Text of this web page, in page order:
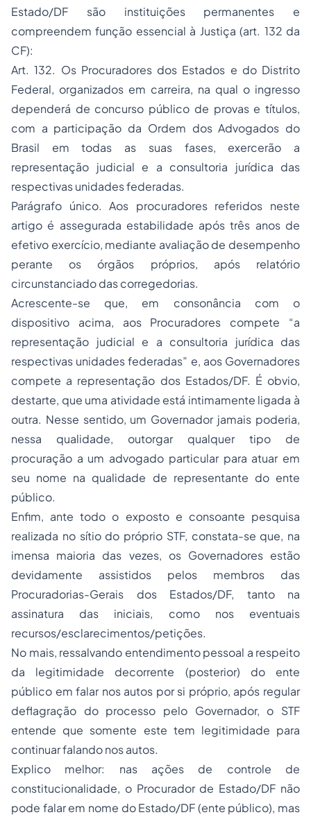
Estado/DF são instituições permanentes e
compreendem função essencial à Justiça (art. 132 da
CF):
Art. 132. Os Procuradores dos Estados e do Distrito
Federal, organizados em carreira, na qual o ingresso
dependerá de concurso público de provas e títulos,
com a participação da Ordem dos Advogados do
Brasil em todas as suas fases, exercerão a
representação judicial e a consultoria jurídica das
respectivas unidades federadas.
Parágrafo único. Aos procuradores referidos neste
artigo é assegurada estabilidade após três anos de
efetivo exercício, mediante avaliação de desempenho
perante os órgãos próprios, após relatório
circunstanciado das corregedorias.
Acrescente-se que, em consonância com o
dispositivo acima, aos Procuradores compete “a
representação judicial e a consultoria jurídica das
respectivas unidades federadas” e, aos Governadores
compete a representação dos Estados/DF. É obvio,
destarte, que uma atividade está intimamente ligada à
outra. Nesse sentido, um Governador jamais poderia,
nessa qualidade, outorgar qualquer tipo de
procuração a um advogado particular para atuar em
seu nome na qualidade de representante do ente
público.
Enfim, ante todo o exposto e consoante pesquisa
realizada no sítio do próprio STF, constata-se que, na
imensa maioria das vezes, os Governadores estão
devidamente assistidos pelos membros das
Procuradorias-Gerais dos Estados/DF, tanto na
assinatura das iniciais, como nos eventuais
recursos/esclarecimentos/petições.
No mais, ressalvando entendimento pessoal a respeito
da legitimidade decorrente (posterior) do ente
público em falar nos autos por si próprio, após regular
deflagração do processo pelo Governador, o STF
entende que somente este tem legitimidade para
continuar falando nos autos.
Explico melhor: nas ações de controle de
constitucionalidade, o Procurador de Estado/DF não
pode falar em nome do Estado/DF (ente público), mas